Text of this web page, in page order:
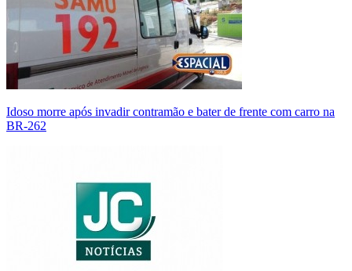
Idoso morre após invadir contramão e bater de frente com carro na
BR-262